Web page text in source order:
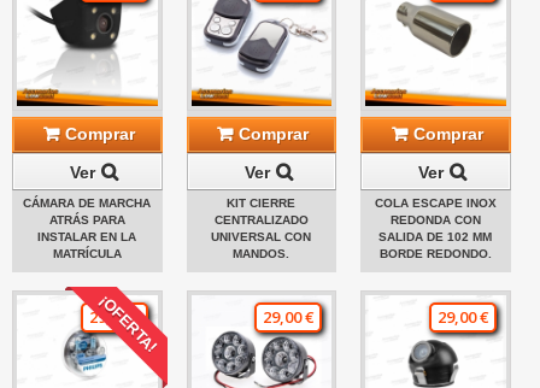
Comprar
Ver
CÁMARA DE MARCHA
ATRÁS PARA
INSTALAR EN LA
MATRÍCULA
Comprar
Ver
KIT CIERRE
CENTRALIZADO
UNIVERSAL CON
MANDOS.
Comprar
Ver
COLA ESCAPE INOX
REDONDA CON
SALIDA DE 102 MM
BORDE REDONDO.
¡OFERTA!
29,00 € 29,00 € 29,00 €